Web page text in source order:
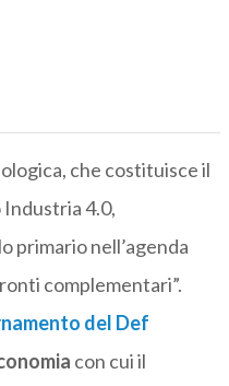
che costituisce il
4.0,
primario nell’agenda
complementari”.
del Def
con cui il